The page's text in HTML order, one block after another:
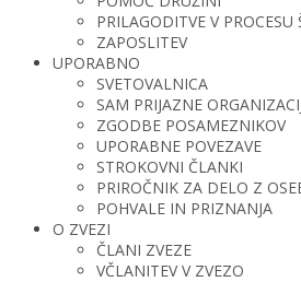
PRILAGODITVE V PROCESU
ZAPOSLITEV
UPORABNO
SVETOVALNICA
SAM PRIJAZNE
ZGODBE POSAMEZNIKOV
UPORABNE POVEZAVE
STROKOVNI ČLANKI
PRIROČNIK ZA DELO Z
POHVALE IN PRIZNANJA
O ZVEZI
ČLANI ZVEZE
VČLANITEV V ZVEZO